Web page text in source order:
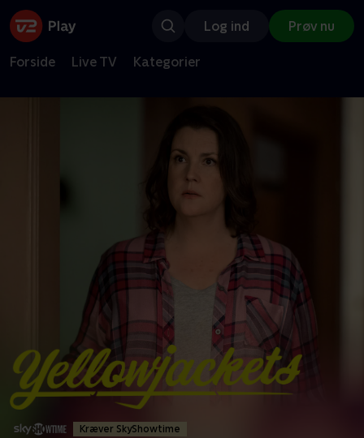
Log ind Prøv nu
Forside Live TV Kategorier
Kræver SkyShowtime